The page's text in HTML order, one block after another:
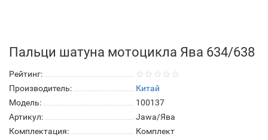
Пальци шатуна мотоцикла Ява 634/638
Рейтинг:
Производитель:
Китай
Модель:
100137
Артикул:
Jawa/Ява
Комплектация:
Комплект